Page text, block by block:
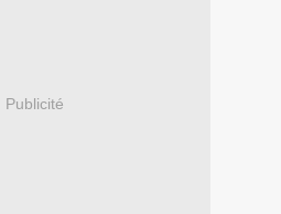
Publicité